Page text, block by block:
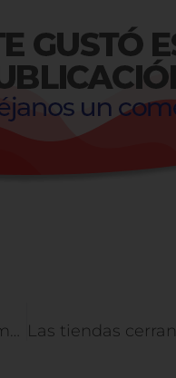
Como escojo el nombre de la marca de mi producto | Como vender en Amazon FBA